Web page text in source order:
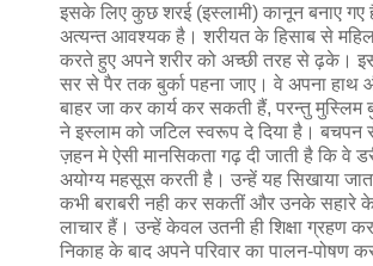
इसके लिए कुछ शरई (इस्लामी) कानून बनाए गए
अत्यन्त आवश्यक है। शरीयत के हिसाब से
करते हुए अपने शरीर को अच्छी तरह से ढ़के।
सर से पैर तक बुर्का पहना जाए। वे अपना हाथ
बाहर जा कर कार्य कर सकती हैं, परन्तु मुस्लिम
ने इस्लाम को जटिल स्वरूप दे दिया है। बचपन
ज़हन मे ऐसी मानसिकता गढ़ दी जाती है कि वे
अयोग्य महसूस करती है। उन्हें यह सिखाया
कभी बराबरी नही कर सकतीं और उनके सहारे
लाचार हैं। उन्हें केवल उतनी ही शिक्षा ग्रहण
निकाह के बाद अपने परिवार का पालन-पोषण